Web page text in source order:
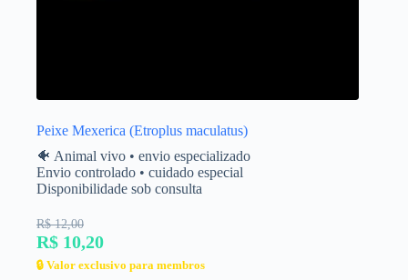
Peixe Mexerica (Etroplus maculatus)
🐠 Animal vivo • envio especializado
Envio controlado • cuidado especial
Disponibilidade sob consulta
R$ 12,00
R$ 10,20
🔒 Valor exclusivo para membros